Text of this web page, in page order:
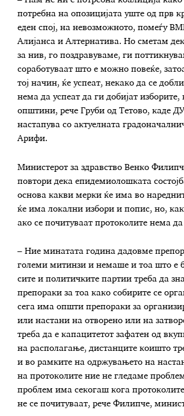
потребна на опозицијата уште од прв
еден спој, на невозможното, помеѓу
Алијанса и Алтернатива. Но сметам
за нив, го поздравуваме, ги
соработуваат што е можно повеќе,
тој начин, ќе успеат, некако да се
нема да успеат да ги добијат изборите,
општини, рече Груби од Тетово, каде
настапува со актуелната
Арифи.
Министерот за здравство Венко
повтори дека епидемиолошката
основа какви мерки ќе има во
ќе има локални избори и попис, но,
ако се почитуваат протоколите нема
– Ние минатата година дадовме
големи митинзи и немаше и тоа што е
сите и политичките партии треба да
препораки за тоа како собирите се
сега има општи препораки за
или настани на отворено или на
треба да е капацитетот зафатен од
на располагање, дистанците коишто
и во рамките на одржувањето на
на протоколите ние не гледаме
проблем има секогаш кога протоколите
не се почитуваат, рече Филипче,